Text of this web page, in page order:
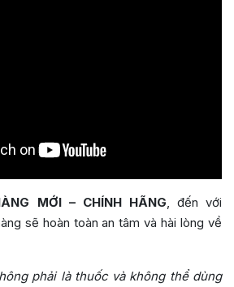
MỚI – CHÍNH HÃNG, đến với
sẽ hoàn toàn an tâm và hài lòng về
phải là thuốc và không thể dùng